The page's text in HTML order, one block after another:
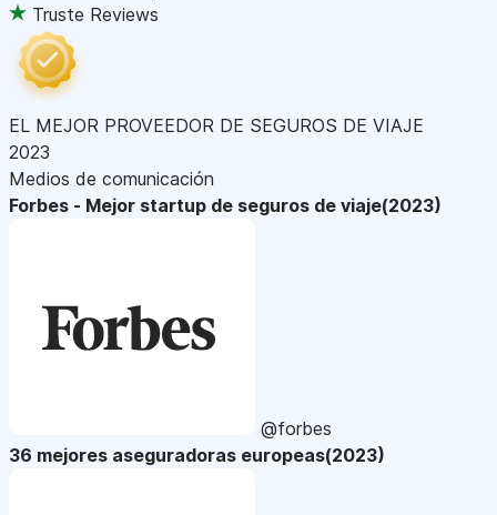
Truste Reviews
EL MEJOR PROVEEDOR DE SEGUROS DE VIAJE
2023
Medios de comunicación
Forbes - Mejor startup de seguros de viaje(2023)
@forbes
36 mejores aseguradoras europeas(2023)